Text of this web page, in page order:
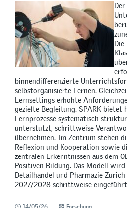
Die
binnendifferenzierte
selbstorganisierte Lernen.
Lernsettings erhöhte
gezielte Begleitung. SPARK bietet
Lernprozesse systematisch
unterstützt, schrittweise
übernehmen. Im Zentrum stehen
Reflexion und Kooperation sowie
zentralen Erkenntnissen aus dem
Positiven Bildung. Das Modell
Detailhandel und Pharmazie
2027/2028 schrittweise
14/05/26 Forschung